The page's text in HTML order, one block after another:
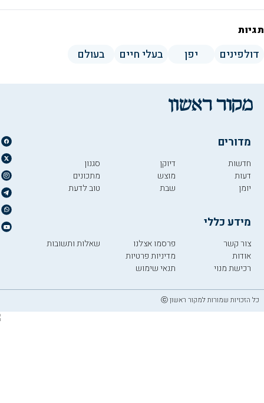
תגיות
דולפינים יפן בעלי חיים בעולם
מדורים
חדשות
דעות
יומן
דיוקן
מוצש
שבת
סגנון
מתכונים
טוב לדעת
מידע כללי
צור קשר
אודות
רכישת מנוי
פרסמו אצלנו
מדיניות פרטיות
תנאי שימוש
שאלות ותשובות
כל הזכויות שמורות למקור ראשון ⓒ